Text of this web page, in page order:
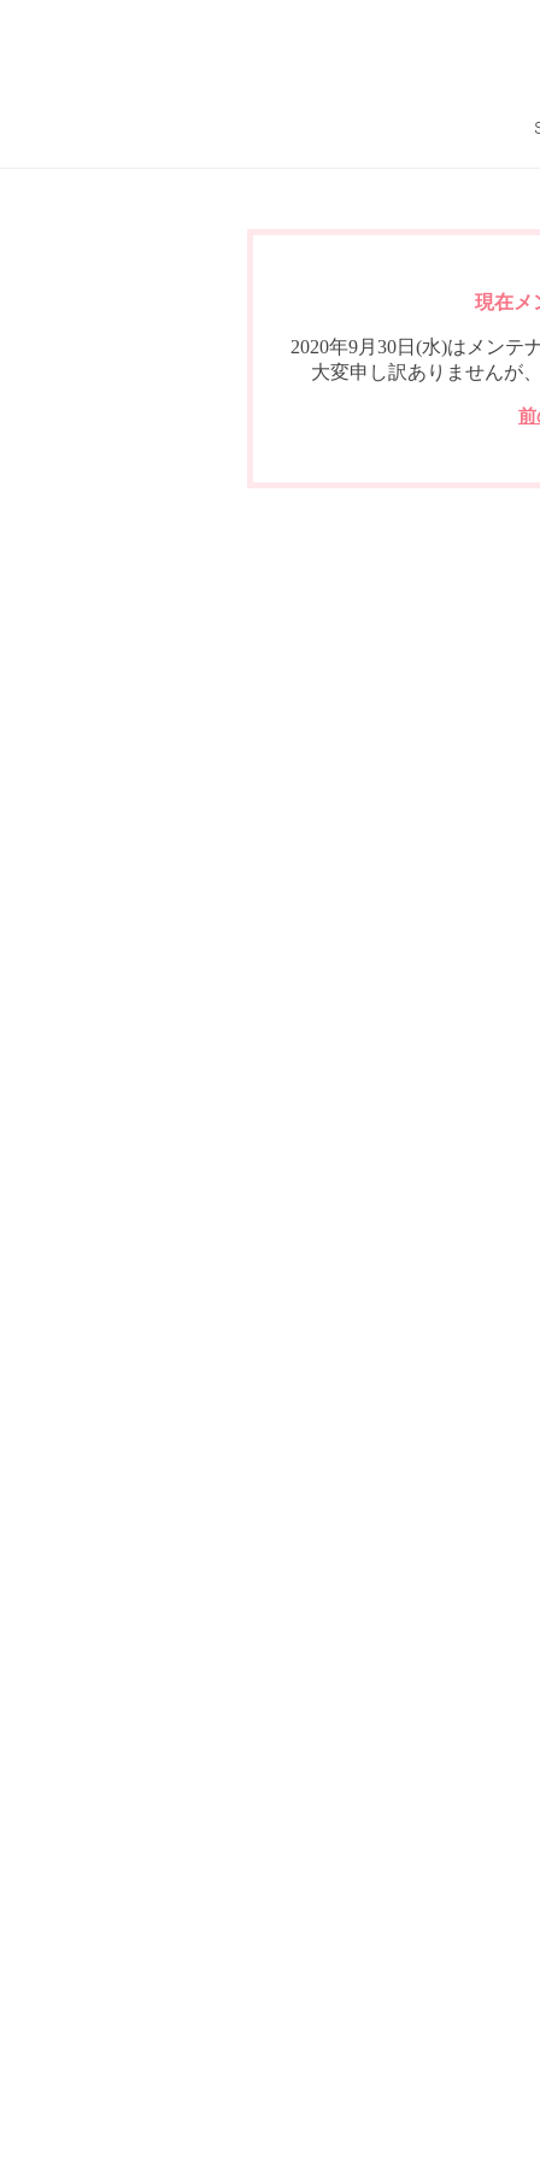
現在メ
2020年9月30日(水)はメンテ
大変申し訳ありませんが
前